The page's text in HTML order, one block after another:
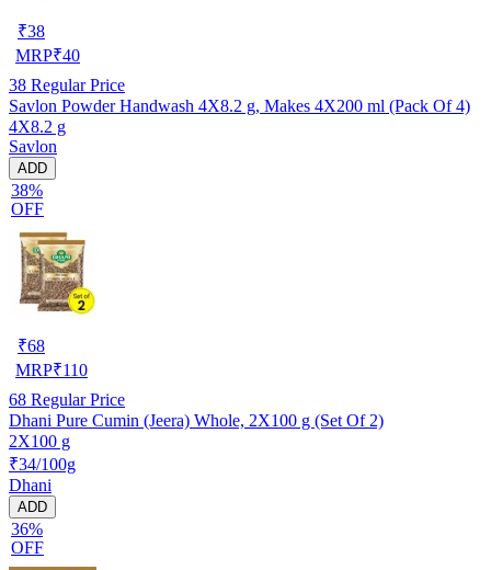
₹38
MRP₹40
38 Regular Price
Savlon Powder Handwash 4X8.2 g, Makes 4X200 ml (Pack Of 4)
4X8.2 g
Savlon
ADD
38%
OFF
₹68
MRP₹110
68 Regular Price
Dhani Pure Cumin (Jeera) Whole, 2X100 g (Set Of 2)
2X100 g
₹34/100g
Dhani
ADD
36%
OFF